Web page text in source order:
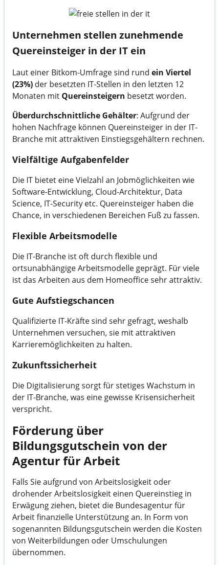
Unternehmen stellen zunehmende
Quereinsteiger in der IT ein
Laut einer Bitkom-Umfragesind rund ein Viertel
(23%) der besetzten IT-Stellen in den letzten 12
Monaten mit Quereinsteigern besetzt worden.
Überdurchschnittliche Gehälter: Aufgrund der
hohen Nachfrage können Quereinsteiger in der IT-
Branche mit attraktiven Einstiegsgehältern rechnen.
Vielfältige Aufgabenfelder
Die IT bietet eine Vielzahl an Jobmöglichkeiten wie
Software-Entwicklung, Cloud-Architektur, Data
Science, IT-Security etc. Quereinsteiger haben die
Chance, in verschiedenen Bereichen Fuß zu fassen.
Flexible Arbeitsmodelle
Die IT-Branche ist oft durch flexible und
ortsunabhängige Arbeitsmodelle geprägt. Für viele
ist das Arbeiten aus dem Homeoffice sehr attraktiv.
Gute Aufstiegschancen
Qualifizierte IT-Kräfte sind sehr gefragt, weshalb
Unternehmen versuchen, sie mit attraktiven
Karrieremöglichkeiten zu halten.
Zukunftssicherheit
Die Digitalisierung sorgt für stetiges Wachstum in
der IT-Branche, was eine gewisse Krisensicherheit
verspricht.
Förderung über
Bildungsgutschein von der
Agentur für Arbeit
Falls Sie aufgrund von Arbeitslosigkeit oder
drohender Arbeitslosigkeit einen Quereinstieg in
Erwägung ziehen, bietet die Bundesagentur für
Arbeit finanzielle Unterstützung an. In Form von
sogenannten Bildungsgutschein werden die Kosten
von Weiterbildungen oder Umschulungen
übernommen.